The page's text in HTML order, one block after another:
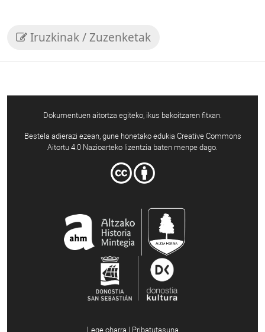
Iruzkinak / Zuzenketak
Dokumentuen aitortza egiteko, ikus bakoitzaren fitxan.
Bestela adierazi ezean, gune honetako edukia Creative Commons
Aitortu 4.0 Nazioarteko lizentzia baten menpe dago.
Lege oharra | Pribatutasuna